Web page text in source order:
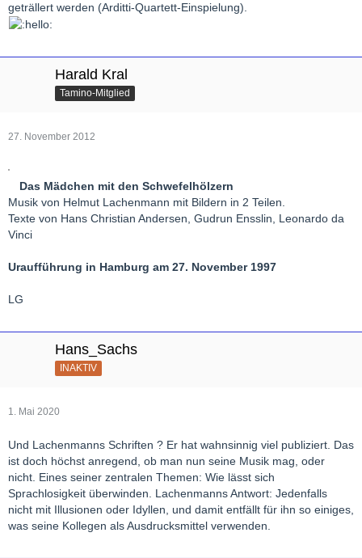
geträllert werden (Arditti-Quartett-Einspielung).
Harald Kral
Tamino-Mitglied
27. November 2012
Das Mädchen mit den Schwefelhölzern
Musik von Helmut Lachenmann mit Bildern in 2 Teilen.
Texte von Hans Christian Andersen, Gudrun Ensslin, Leonardo da
Vinci
Uraufführung in Hamburg am 27. November 1997
LG
Hans_Sachs
INAKTIV
1. Mai 2020
Und Lachenmanns Schriften ? Er hat wahnsinnig viel publiziert. Das
ist doch höchst anregend, ob man nun seine Musik mag, oder
nicht. Eines seiner zentralen Themen: Wie lässt sich
Sprachlosigkeit überwinden. Lachenmanns Antwort: Jedenfalls
nicht mit Illusionen oder Idyllen, und damit entfällt für ihn so einiges,
was seine Kollegen als Ausdrucksmittel verwenden.